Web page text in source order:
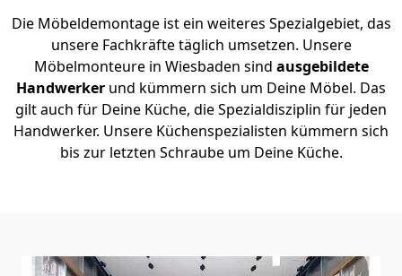
Die Möbeldemontage ist ein weiteres Spezialgebiet, das
unsere Fachkräfte täglich umsetzen. Unsere
Möbelmonteure in Wiesbaden sind ausgebildete
Handwerker und kümmern sich um Deine Möbel. Das
gilt auch für Deine Küche, die Spezialdisziplin für jeden
Handwerker. Unsere Küchenspezialisten kümmern sich
bis zur letzten Schraube um Deine Küche.